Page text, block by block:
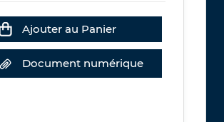
Ajouter au Panier
Document numérique